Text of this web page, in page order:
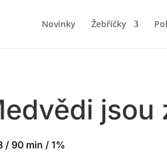
Novinky Žebříčky
jsou
/ 90 min / 1%